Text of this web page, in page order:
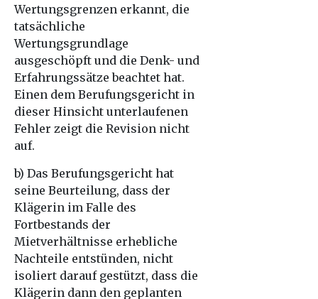
Wertungsgrenzen erkannt, die
tatsächliche
Wertungsgrundlage
ausgeschöpft und die Denk- und
Erfahrungssätze beachtet hat.
Einen dem Berufungsgericht in
dieser Hinsicht unterlaufenen
Fehler zeigt die Revision nicht
auf.
b) Das Berufungsgericht hat
seine Beurteilung, dass der
Klägerin im Falle des
Fortbestands der
Mietverhältnisse erhebliche
Nachteile entstünden, nicht
isoliert darauf gestützt, dass die
Klägerin dann den geplanten